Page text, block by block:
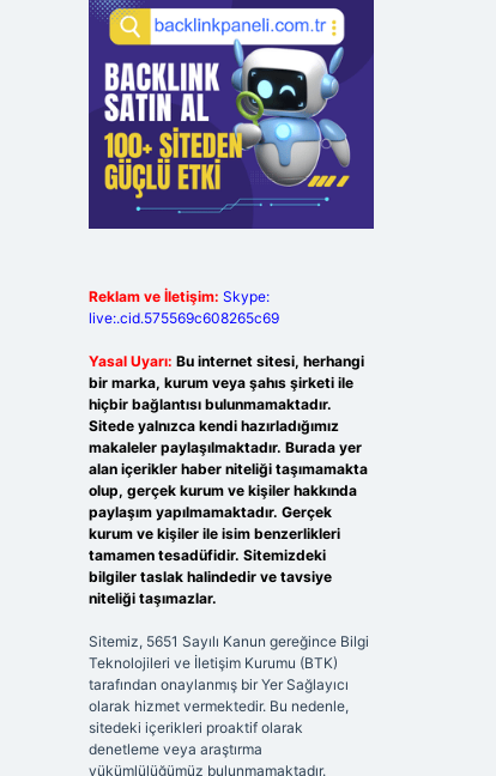
Reklam ve İletişim: Skype:
live:.cid.575569c608265c69
Yasal Uyarı: Bu internet sitesi, herhangi
bir marka, kurum veya şahıs şirketi ile
hiçbir bağlantısı bulunmamaktadır.
Sitede yalnızca kendi hazırladığımız
makaleler paylaşılmaktadır. Burada yer
alan içerikler haber niteliği taşımamakta
olup, gerçek kurum ve kişiler hakkında
paylaşım yapılmamaktadır. Gerçek
kurum ve kişiler ile isim benzerlikleri
tamamen tesadüfidir. Sitemizdeki
bilgiler taslak halindedir ve tavsiye
niteliği taşımazlar.
Sitemiz, 5651 Sayılı Kanun gereğince Bilgi
Teknolojileri ve İletişim Kurumu (BTK)
tarafından onaylanmış bir Yer Sağlayıcı
olarak hizmet vermektedir. Bu nedenle,
sitedeki içerikleri proaktif olarak
denetleme veya araştırma
yükümlülüğümüz bulunmamaktadır.